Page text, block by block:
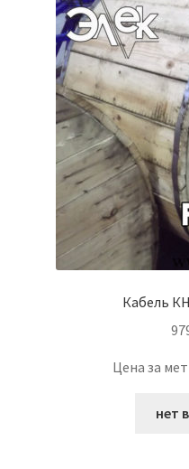
Кабель
Цена за
нет